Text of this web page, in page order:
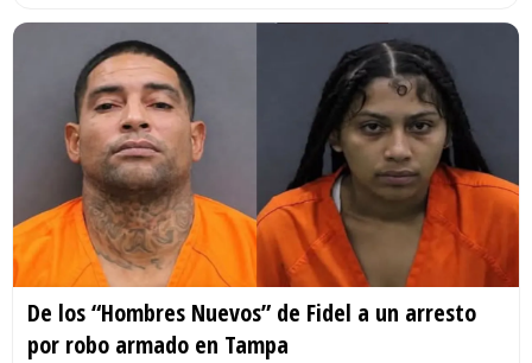
De los “Hombres Nuevos” de Fidel a un arresto
por robo armado en Tampa